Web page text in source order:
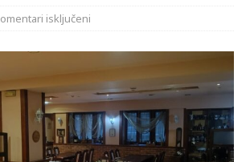
isključeni